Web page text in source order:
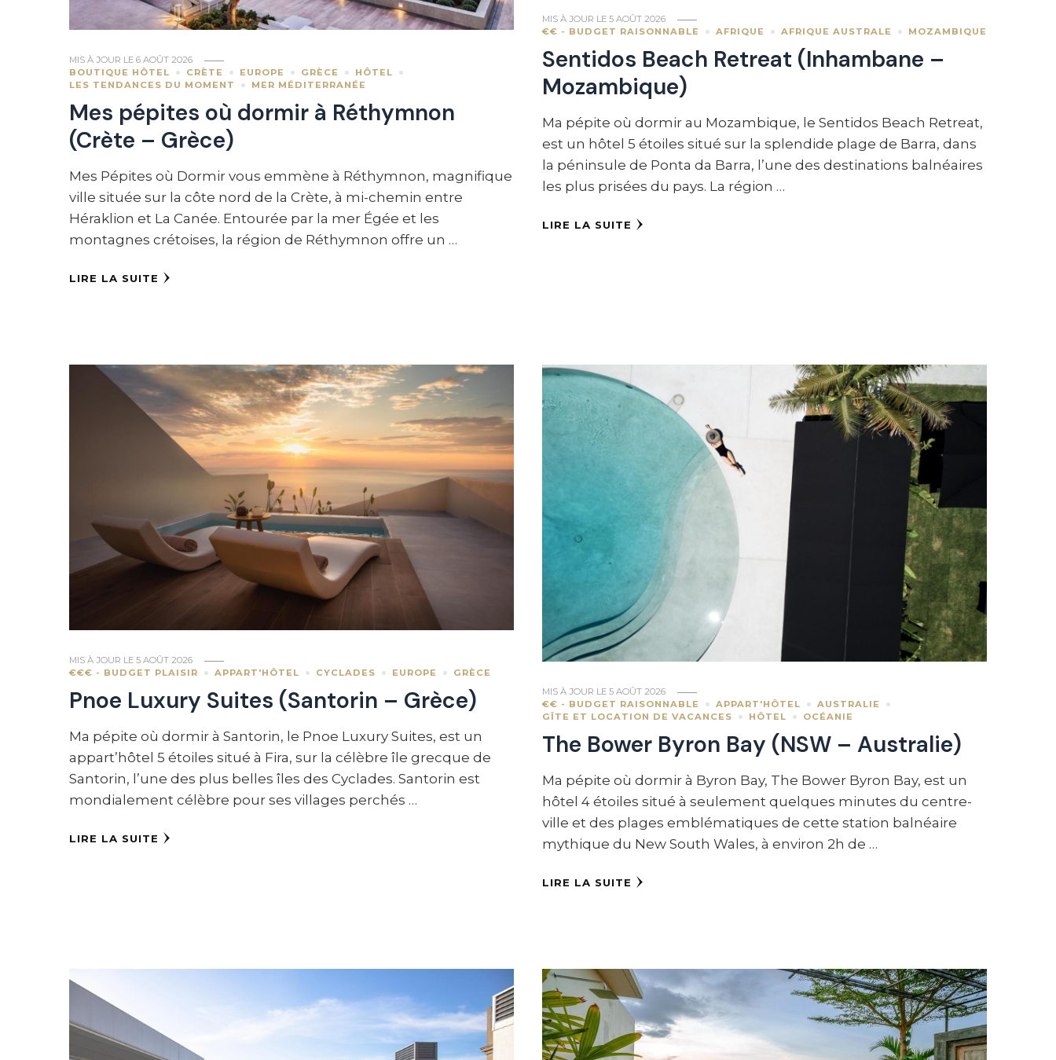
MIS À JOUR LE 6 AOÛT 2026
BOUTIQUE HÔTEL
CRÈTE EUROPE GRÈCE
HÔTEL
LES TENDANCES DU MOMENT
MER MÉDITERRANÉE
Mes pépites où dormir à Réthymnon
(Crète – Grèce)
Mes Pépites où Dormir vous emmène à Réthymnon, magnifique
ville située sur la côte nord de la Crète, à mi-chemin entre
Héraklion et La Canée. Entourée par la mer Égée et les
montagnes crétoises, la région de Réthymnon offre un …
LIRE LA SUITE
MIS À JOUR LE5 AOÛT 2026
€€ - BUDGET RAISONNABLE
AFRIQUE AFRIQUE AUSTRALE MOZAMBIQUE
Sentidos Beach Retreat (Inhambane –
Mozambique)
Ma pépite où dormir au Mozambique, le Sentidos Beach Retreat,
est un hôtel 5 étoiles situé sur la splendide plage de Barra, dans
la péninsule de Ponta da Barra, l’une des destinations balnéaires
les plus prisées du pays. La région …
LIRE LA SUITE
MIS À JOUR LE 5 AOÛT 2026
€€€ - BUDGET PLAISIR
APPART'HÔTEL CYCLADES EUROPE GRÈCE
Pnoe Luxury Suites (Santorin – Grèce)
Ma pépite où dormir à Santorin, le Pnoe Luxury Suites, est un
appart’hôtel 5 étoiles situé à Fira, sur la célèbre île grecque de
Santorin, l’une des plus belles îles des Cyclades. Santorin est
mondialement célèbre pour ses villages perchés …
LIRE LA SUITE
MIS À JOUR LE5 AOÛT 2026
€€ - BUDGET RAISONNABLE
APPART'HÔTEL
AUSTRALIE
GÎTE ET LOCATION DE VACANCES
HÔTEL OCÉANIE
The Bower Byron Bay (NSW – Australie)
Ma pépite où dormir à Byron Bay, The Bower Byron Bay, est un
hôtel 4 étoiles situé à seulement quelques minutes du centre-
ville et des plages emblématiques de cette station balnéaire
mythique du New South Wales, à environ 2h de …
LIRE LA SUITE